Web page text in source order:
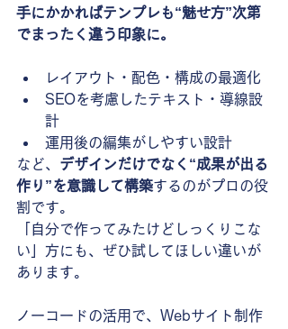
手にかかればテンプレも“魅せ方”次第
でまったく違う印象に。
レイアウト・配色・構成の最適化
SEOを考慮したテキスト・導線設
計
運用後の編集がしやすい設計
など、 デザインだけでなく“成果が出る
作り”を意識して構築するのがプロの役
割です。
「自分で作ってみたけどしっくりこな
い」方にも、ぜひ試してほしい違いが
あります。
ノーコードの活用で、Webサイト制作